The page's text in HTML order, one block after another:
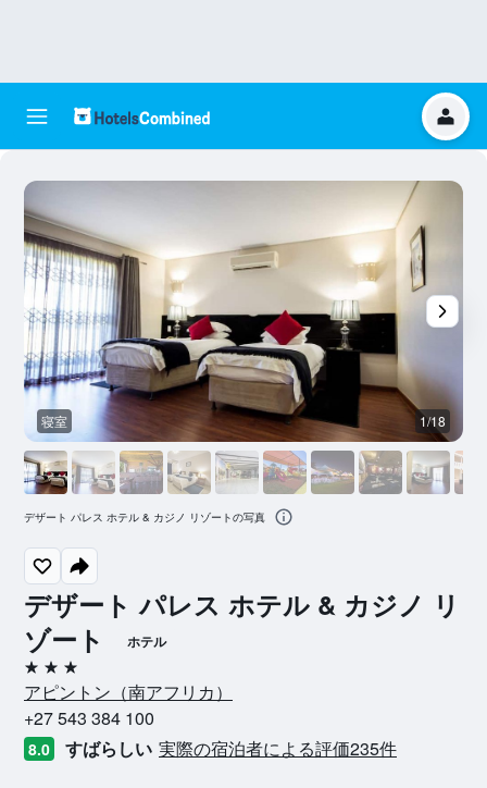
デザート パレス ホテル & カジノ リ
ゾート
ホテル
3つ星
アピントン​（南アフリカ​）​
+27 543 384 100
8.0 すばらしい 実際の宿泊者による評価235​件
寝室 1/18
デザート パレス ホテル & カジノ リゾートの写真